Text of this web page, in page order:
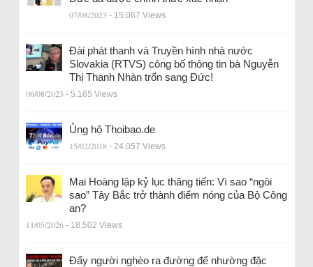
07/08/2023 - 15.067 Views
Đài phát thanh và Truyền hình nhà nước
Slovakia (RTVS) công bố thông tin bà Nguyễn
Thị Thanh Nhàn trốn sang Đức!
06/08/2023 - 5.165 Views
Ủng hộ Thoibao.de
15/02/2018 - 24.057 Views
Mai Hoàng lập kỷ lục thăng tiến: Vì sao “ngôi
sao” Tây Bắc trở thành điểm nóng của Bộ Công
an?
11/05/2026 - 18.502 Views
Đẩy người nghèo ra đường để nhường đặc